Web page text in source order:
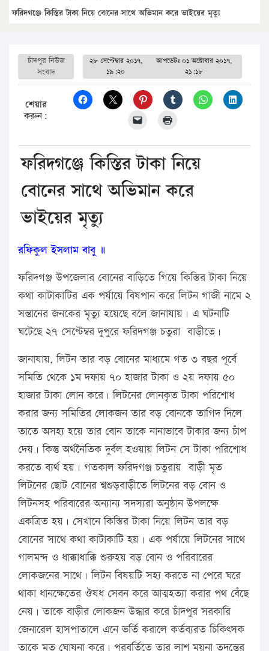
ফরিদগঞ্জে কিস্তির টাকা নিয়ে বোনের সাথে অভিমান করে ভাইয়ের মৃত্যু
চাঁদপুর নিউজ
সংবাদ
২৮ সেপ্টেম্বার ২০১৭,
১৯:২০
আপডেটঃ ০১ অক্টোবার ২০১৭,
২১:১৮
শেয়ার
করুন:
ফরিদগঞ্জে কিস্তির টাকা নিয়ে
বোনের সাথে অভিমান করে
ভাইয়ের মৃত্যু
রফিকুল ইসলাম বাবু ॥
ফরিদগঞ্জ উপজেলার বোনের বাড়িতে গিয়ে কিস্তির টাকা নিয়ে
কথা কাটাকাটির এক পর্যায়ে বিষপান করে লিটন গাজী নামে ২
সন্তানের জনকের মৃত্যু হয়েছে বলে জানাযায়। এ ঘটনাটি
ঘটেছে ২৭ সেপ্টেম্বর দুপুরে ফরিদগঞ্জ চতুরা বাড়ীতে।
জানাযায়, লিটন তার বড় বোনের মাধ্যমে গত ৩ বছর পূর্বে
সমিতি থেকে ১ম দফায় ৭০ হাজার টাকা ও ২য় দফায় ৫০
হাজার টাকা লোন করে। লিটনের লোনকৃত টাকা পরিশোধ
করার জন্য সমিতির লোকজন তার বড় বোনকে তাগিদ দিলে
তাতে অসহ্য হয়ে তার বোন তাকে নানাভাবে টাকার জন্য চাঁপ
দেয়। কিন্তু অর্থনৈতিক দুর্বল হওয়ায় লিটন সে টাকা পরিশোধ
করতে ব্যর্থ হয়। গতকাল ফরিদগঞ্জ চতুরায় বাড়ী মৃত
লিটনের ছোট বোনের শ্বশুড়বাড়ীতে লিটনের বড় বোন ও
লিটনসহ পরিবারের অন্যান্য সদস্যরা অনুষ্ঠান উপলক্ষে
একত্রিত হয়। সেখানে কিস্তির টাকা নিয়ে লিটন তার বড়
বোনের সাথে কথা কাটাকাটি হয়। এক পর্যায়ে লিটনের সাথে
গালমন্দ ও ধাক্কাধাক্কি শুরুহয় বড় বোন ও পরিবারের
লোকজনের সাথে। লিটন বিষয়টি সহ্য করতে না পেরে ঘরে
থাকা ধানক্ষেতের ঔষধ সেবন করে আত্মহত্যা করার পথ বেঁছে
নেয়। তাকে বাড়ীর লোকজন উদ্ধার করে চাঁদপুর সরকারি
জেনারেল হাসপাতালে এনে ভর্তি করালে কর্তব্যরত চিকিৎসক
তাকে মৃত ঘোষনা করে। পরবর্তিতে তার লাশ ময়না তদন্তের